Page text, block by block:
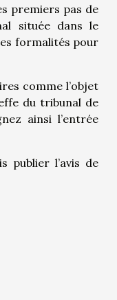
premiers pas de
située dans le
formalités pour
comme l’objet
du tribunal de
ainsi l’entrée
publier l’avis de